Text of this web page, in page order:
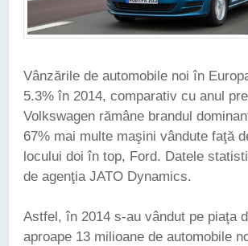
Vânzările de automobile noi în
5.3% în 2014, comparativ cu anul
Volkswagen rămâne brandul
67% mai multe maşini vândute faţă
locului doi în top, Ford. Datele
de agenţia JATO Dynamics.
Astfel, în 2014 s-au vândut pe piaţa
aproape 13 milioane de automobile